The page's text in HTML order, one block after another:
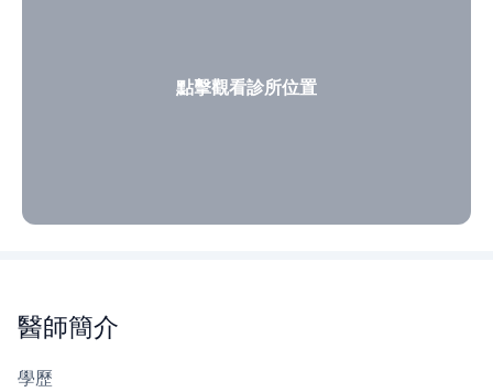
點擊觀看診所位置
醫師簡介
學歷